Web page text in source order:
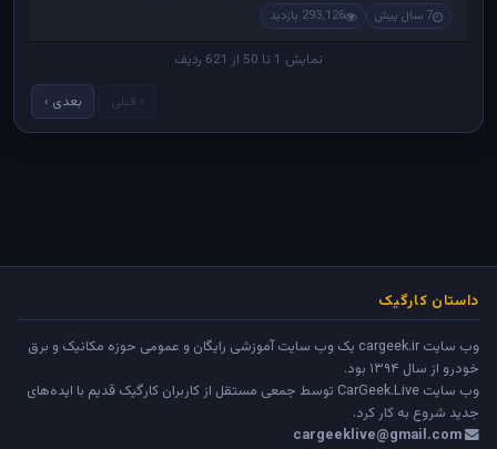
7 سال پیش 293,126 بازدید
نمایش 1 تا 50 از 621 ردیف
‹ قبلی بعدی ›
داستان کارگیک
وب سایت cargeek.ir یک وب سایت آموزشی رایگان و عمومی حوزه مکانیک و برق
خودرو از سال ۱۳۹۴ بود.
وب سایت CarGeek.Live توسط جمعی مستقل از کاربران کارگیک قدیم با ایده‌های
جدید شروع به کار کرد.
cargeeklive@gmail.com